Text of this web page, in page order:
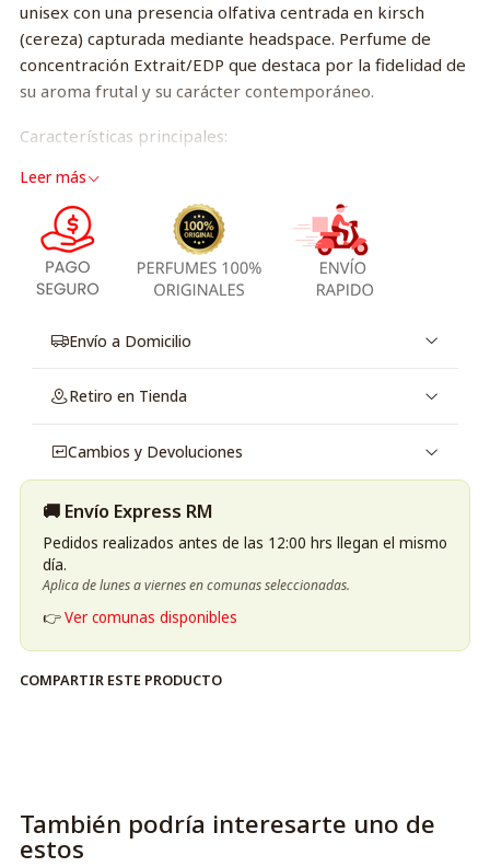
unisex con una presencia olfativa centrada en kirsch
(cereza) capturada mediante headspace. Perfume de
concentración Extrait/EDP que destaca por la fidelidad de
su aroma frutal y su carácter contemporáneo.
Características principales:
Marca: French Avenue.
Concentración: Extrait / EDP.
Formato: 100 ml.
Género: Unisex.
Nota distintiva: kirsch (cereza) obtenida por técnica
auténtica.
Perfil singular centrado en la cereza, ideal para
quienes buscan una fragancia moderna y
diferenciadora.
Enfoque olfativo preciso gracias al uso de headspace,
que captura la esencia real del ingrediente.
Versátil y adecuado tanto para el día como para
ocasiones especiales.
Palabras clave SEO: French Avenue Chaos, Extrait EDP 100
ml, perfume unisex, kirsch headspace, fragancia cereza.
Leer más
Envío a Domicilio
Retiro en Tienda
Cambios y Devoluciones
🚚 Envío Express RM
Pedidos realizados antes de las 12:00 hrs llegan el mismo
día.
Aplica de lunes a viernes en comunas seleccionadas.
👉Ver comunas disponibles
COMPARTIR ESTE PRODUCTO
También podría interesarte uno de
estos